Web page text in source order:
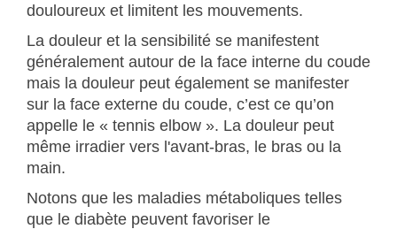
douloureux et limitent les mouvements.
La douleur et la sensibilité se manifestent
généralement autour de la face interne du coude
mais la douleur peut également se manifester
sur la face externe du coude, c’est ce qu’on
appelle le « tennis elbow ». La douleur peut
même irradier vers l'avant-bras, le bras ou la
main.
Notons que les maladies métaboliques telles
que le diabète peuvent favoriser le